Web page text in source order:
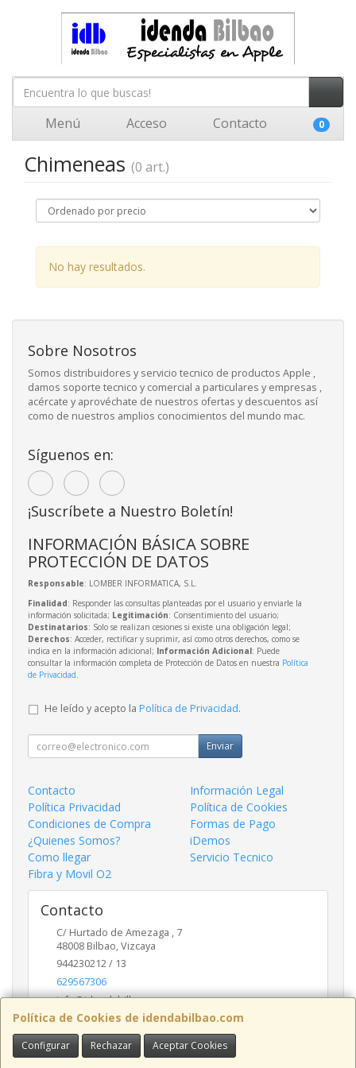
Menú Acceso Contacto 0
Chimeneas (0 art.)
No hay resultados.
Política de Cookies de idendabilbao.com
Configurar Rechazar Aceptar Cookies
Sobre Nosotros
Somos distribuidores y servicio tecnico de productos Apple ,
damos soporte tecnico y comercial a particulares y empresas ,
acércate y aprovéchate de nuestros ofertas y descuentos así
como de nuestros amplios conocimientos del mundo mac.
Síguenos en:
¡Suscríbete a Nuestro Boletín!
INFORMACIÓN BÁSICA SOBRE
PROTECCIÓN DE DATOS
Responsable: LOMBER INFORMATICA, S.L.
Finalidad: Responder las consultas planteadas por el usuario y enviarle la
información solicitada; Legitimación: Consentimiento del usuario;
Destinatarios: Solo se realizan cesiones si existe una obligación legal;
Derechos: Acceder, rectificar y suprimir, así como otros derechos, como se
indica en la información adicional; Información Adicional: Puede
consultar la información completa de Protección de Datos en nuestra Política
de Privacidad.
He leído y acepto la Política de Privacidad.
Enviar
Contacto
Información Legal
Política Privacidad
Política de Cookies
Condiciones de Compra
Formas de Pago
¿Quienes Somos?
iDemos
Como llegar
Servicio Tecnico
Fibra y Movil O2
Contacto
C/ Hurtado de Amezaga , 7
48008 Bilbao,Vizcaya
944230212 / 13
629567306
info@idendabilbao.com
Horario